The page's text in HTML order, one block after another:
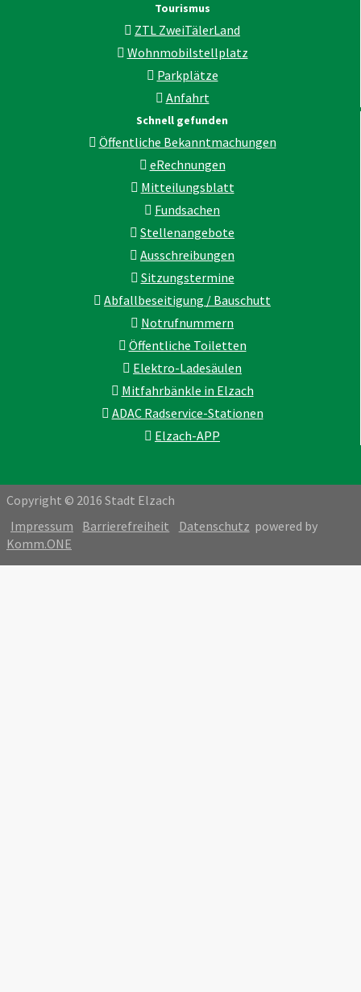
Tourismus
ZTL ZweiTälerLand
Wohnmobilstellplatz
Parkplätze
Anfahrt
Schnell gefunden
Öffentliche Bekanntmachungen
eRechnungen
Mitteilungsblatt
Fundsachen
Stellenangebote
Ausschreibungen
Sitzungstermine
Abfallbeseitigung / Bauschutt
Notrufnummern
Öffentliche Toiletten
Elektro-Ladesäulen
Mitfahrbänkle in Elzach
ADAC Radservice-Stationen
Elzach-APP
Copyright © 2016 Stadt Elzach
Impressum
Barrierefreiheit Datenschutz powered by
Komm.ONE